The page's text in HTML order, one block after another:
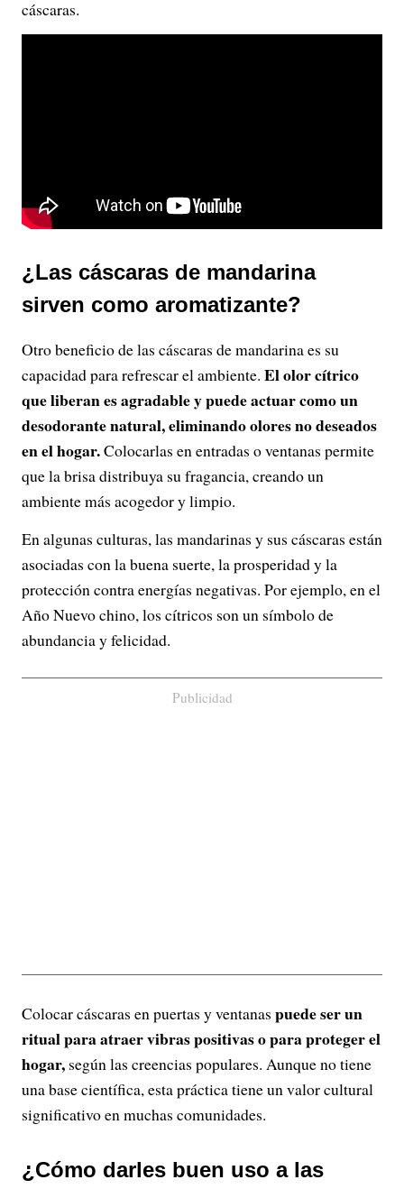
cáscaras.
¿Las cáscaras de mandarina
sirven como aromatizante?
Otro beneficio de las cáscaras de mandarina es su
capacidad para refrescar el ambiente. El olor cítrico
que liberan es agradable y puede actuar como un
desodorante natural, eliminando olores no deseados
en el hogar.Colocarlas en entradas o ventanas permite
que la brisa distribuya su fragancia, creando un
ambiente más acogedor y limpio.
En algunas culturas, las mandarinas y sus cáscaras están
asociadas con la buena suerte, la prosperidad y la
protección contra energías negativas. Por ejemplo, en el
Año Nuevo chino, los cítricos son un símbolo de
abundancia y felicidad.
Publicidad
Colocar cáscaras en puertas y ventanas puede ser un
ritual para atraer vibras positivas o para proteger el
hogar, según las creencias populares. Aunque no tiene
una base científica, esta práctica tiene un valor cultural
significativo en muchas comunidades.
¿Cómo darles buen uso a las